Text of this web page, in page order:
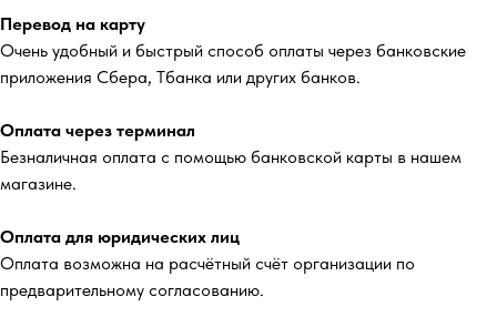
Перевод на карту
Очень удобный и быстрый способ оплаты через банковские
приложения Сбера, Тбанка или других банков.
Оплата через терминал
Безналичная оплата с помощью банковской карты в нашем
магазине.
Оплата для юридических лиц
Оплата возможна на расчётный счёт организации по
предварительному согласованию.